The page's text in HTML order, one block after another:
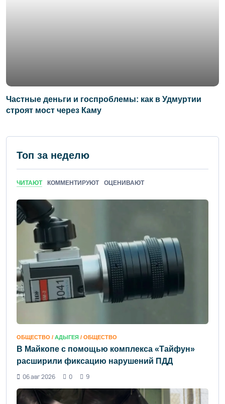
Частные деньги и госпроблемы: как в Удмуртии
строят мост через Каму
Топ за неделю
ЧИТАЮТ КОММЕНТИРУЮТ ОЦЕНИВАЮТ
ОБЩЕСТВО / АДЫГЕЯ / ОБЩЕСТВО
В Майкопе с помощью комплекса «Тайфун»
расширили фиксацию нарушений ПДД
06 авг 2026
0 9